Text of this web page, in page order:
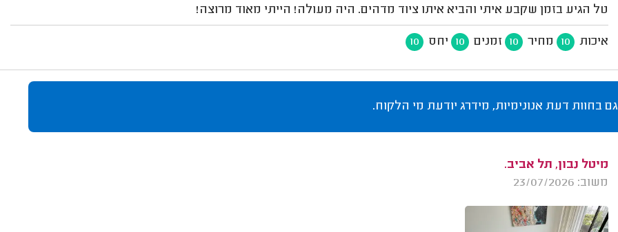
טל הגיע בזמן שקבע איתי והביא איתו ציוד מדהים. היה מעולה! הייתי מאוד מרוצה!
איכות 10 מחיר 10 זמנים 10 יחס 10
גם בחוות דעת אנונימיות, מידרג יודעת מי הלקוח.
מיטל נבון, תל אביב.
משוב: 23/07/2026